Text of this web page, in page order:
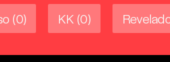
(0) KK (0)